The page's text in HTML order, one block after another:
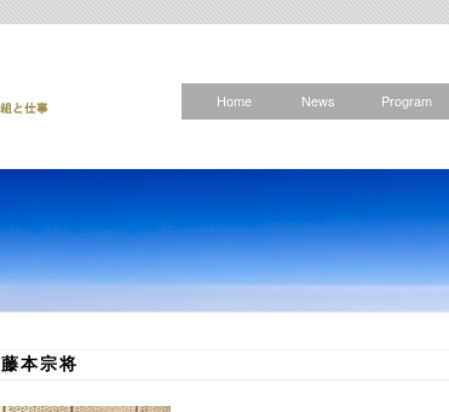
Home News Program
藤本宗将